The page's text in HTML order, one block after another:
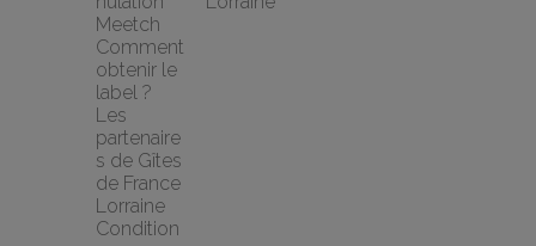
Meetch
Comment
obtenir le
label ?
Les
partenaire
s de Gîtes
de France
Lorraine
Condition